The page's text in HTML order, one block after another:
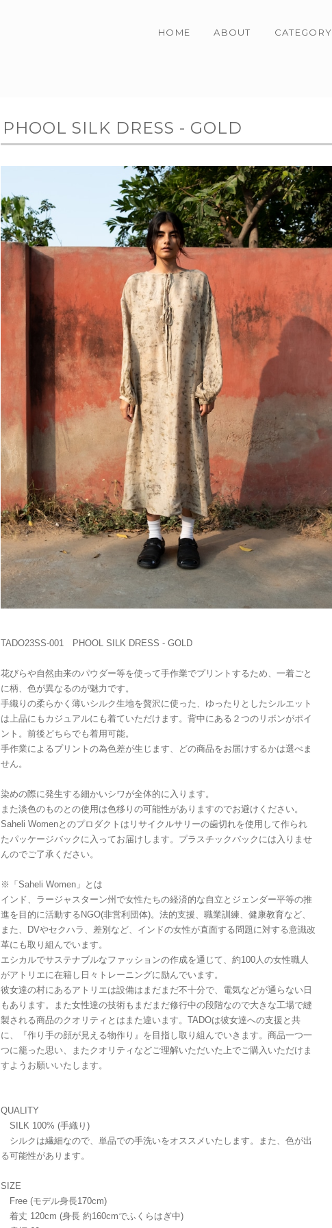
HOME ABOUT CATEGORY
PHOOL SILK DRESS - GOLD
TADO23SS-001 PHOOL SILK DRESS - GOLD
花びらや自然由来のパウダー等を使って手作業でプリントするため、一着ごと
に柄、色が異なるのが魅力です。
手織りの柔らかく薄いシルク生地を贅沢に使った、ゆったりとしたシルエット
は上品にもカジュアルにも着ていただけます。背中にある２つのリボンがポイ
ント。前後どちらでも着用可能。
手作業によるプリントの為色差が生じます、どの商品をお届けするかは選べま
せん。
染めの際に発生する細かいシワが全体的に入ります。
また淡色のものとの使用は色移りの可能性がありますのでお避けください。
Saheli Womenとのプロダクトはリサイクルサリーの歯切れを使用して作られ
たパッケージバックに入ってお届けします。プラスチックバックには入りませ
んのでご了承ください。
※「Saheli Women」とは
インド、ラージャスターン州で女性たちの経済的な自立とジェンダー平等の推
進を目的に活動するNGO(非営利団体)。法的支援、職業訓練、健康教育など、
また、DVやセクハラ、差別など、インドの女性が直面する問題に対する意識改
革にも取り組んでいます。
エシカルでサステナブルなファッションの作成を通じて、約100人の女性職人
がアトリエに在籍し日々トレーニングに励んでいます。
彼女達の村にあるアトリエは設備はまだまだ不十分で、電気などが通らない日
もあります。また女性達の技術もまだまだ修行中の段階なので大きな工場で縫
製される商品のクオリティとはまた違います。TADOは彼女達への支援と共
に、『作り手の顔が見える物作り』を目指し取り組んでいきます。商品一つ一
つに籠った思い、またクオリティなどご理解いただいた上でご購入いただけま
すようお願いいたします。
QUALITY
SILK 100% (手織り)
シルクは繊細なので、単品での手洗いをオススメいたします。また、色が出
る可能性があります。
SIZE
Free (モデル身長170cm)
着丈 120cm (身長 約160cmでふくらはぎ中)